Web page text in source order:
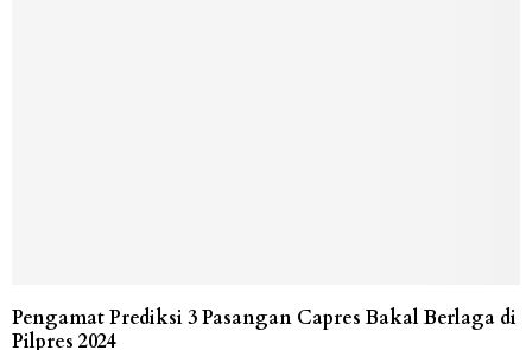
Pengamat Prediksi 3 Pasangan Capres Bakal Berlaga di
Pilpres 2024